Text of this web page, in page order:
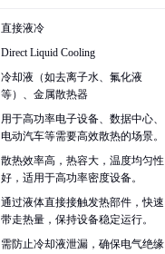
直接液冷
Direct Liquid Cooling
冷却液（如去离子水、氟化液
等）、金属散热器
用于高功率电子设备、数据中心、
电动汽车等需要高效散热的场景。
散热效率高，热容大，温度均匀性
好，适用于高功率密度设备。
通过液体直接接触发热部件，快速
带走热量，保持设备稳定运行。
需防止冷却液泄漏，确保电气绝缘